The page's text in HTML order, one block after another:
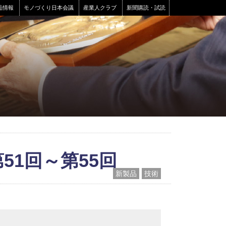
情報 モノづくり日本会議 産業人クラブ 新聞購読・試読
回～第55回
新製品 技術